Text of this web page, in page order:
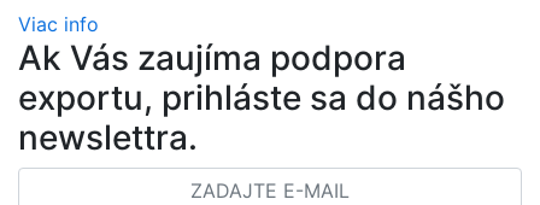
Viac info
Ak Vás zaujíma podpora
exportu, prihláste sa do nášho
newslettra.